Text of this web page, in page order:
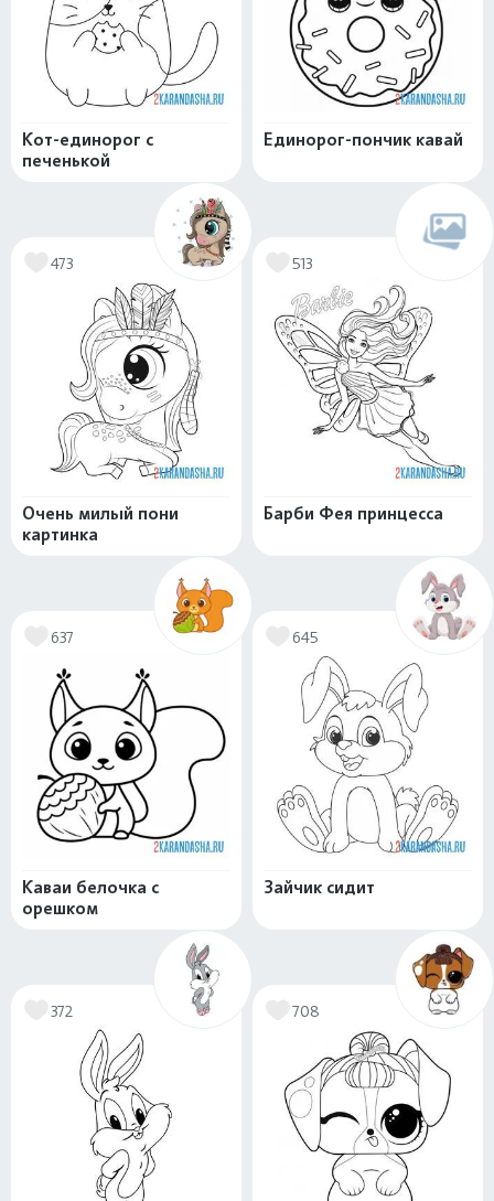
Кот-единорог с
печенькой
Единорог-пончик кавай
473
Очень милый пони
картинка
513
Барби Фея принцесса
637
Каваи белочка с
орешком
645
Зайчик сидит
372 708